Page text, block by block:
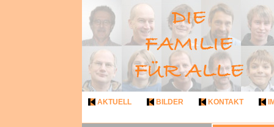
AKTUELL BILDER KONTAKT